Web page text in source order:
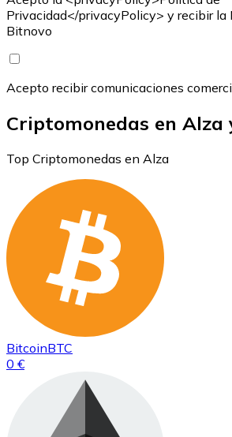
Privacidad</privacyPolicy> y recibir la
Bitnovo
Acepto recibir comunicaciones
Criptomonedas en Alza
Top Criptomonedas en Alza
BitcoinBTC
0 €